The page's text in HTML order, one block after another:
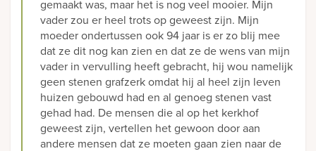
gemaakt was, maar het is nog veel mooier. Mijn
vader zou er heel trots op geweest zijn. Mijn
moeder ondertussen ook 94 jaar is er zo blij mee
dat ze dit nog kan zien en dat ze de wens van mijn
vader in vervulling heeft gebracht, hij wou namelijk
geen stenen grafzerk omdat hij al heel zijn leven
huizen gebouwd had en al genoeg stenen vast
gehad had. De mensen die al op het kerkhof
geweest zijn, vertellen het gewoon door aan
andere mensen dat ze moeten gaan zien naar de